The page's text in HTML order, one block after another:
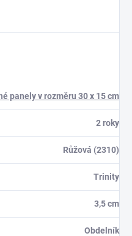
panely v rozměru 30 x 15 cm
2 roky
Růžová (2310)
Trinity
3,5 cm
Obdelník